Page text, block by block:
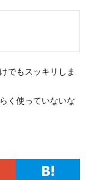
でもスッキリしま
く使っていないな